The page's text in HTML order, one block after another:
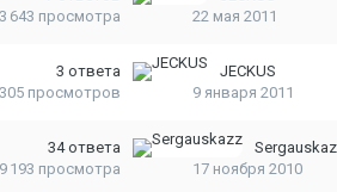
3 643 просмотра
22 мая 2011
3 ответа
просмотров
JECKUS
9 января 2011
34 ответа
9 193 просмотра
17 ноября 2010